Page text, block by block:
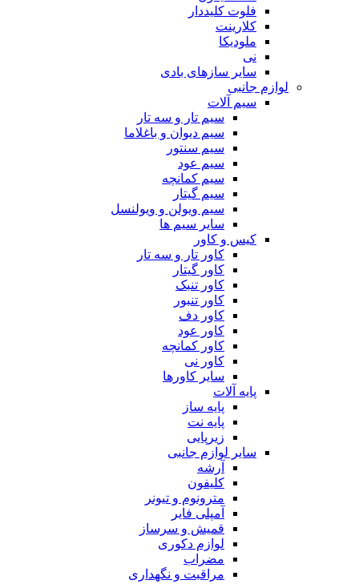
فلوت کلیددار
کلارینت
ملودیکا
نی
سایر سازهای بادی
لوازم جانبی
سیم آلات
سیم تار و سه تار
سیم دیوان و باغلاما
سیم سنتور
سیم عود
سیم کمانچه
سیم گیتار
سیم ویولن و ویولنسل
سایر سیم ها
کیس و کاور
کاور تار و سه تار
کاور گیتار
کاور تنبک
کاور تنبور
کاور دف
کاور عود
کاور کمانچه
کاور نی
سایر کاورها
پایه آلات
پایه ساز
پایه نت
زیرپایی
سایر لوازم جانبی
آرشه
کلیفون
مترونوم و تیونر
آمپلی فایر
قمیش و سرساز
لوازم دکوری
مضراب
مراقبت و نگهداری